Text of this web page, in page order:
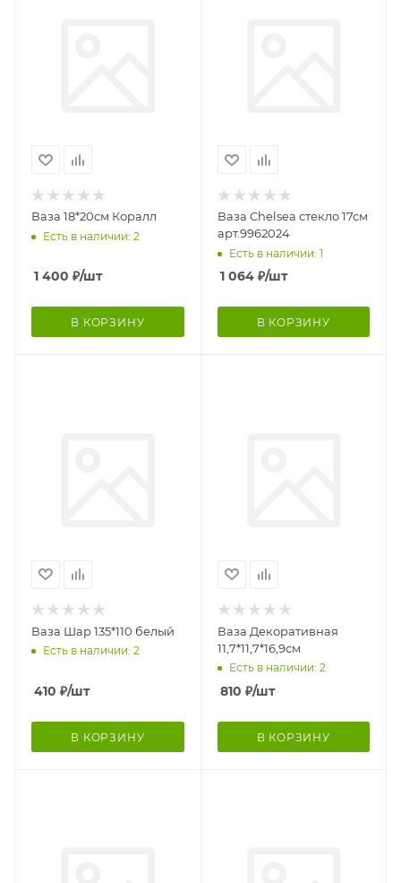
Ваза 18*20см Коралл
Есть в наличии: 2
1 400 ₽/шт
В КОРЗИНУ
Ваза Chelsea стекло 17см
арт.9962024
Есть в наличии: 1
1 064₽/шт
В КОРЗИНУ
Ваза Шар 135*110 белый
Есть в наличии: 2
410 ₽/шт
В КОРЗИНУ
Ваза Декоративная
11,7*11,7*16,9см
Есть в наличии: 2
810 ₽/шт
В КОРЗИНУ